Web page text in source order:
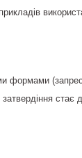
формами